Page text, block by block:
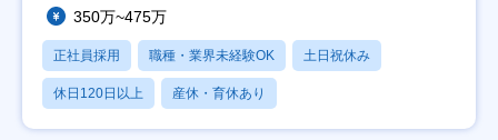
350万~475万
正社員採用 職種・業界未経験OK 土日祝休み
休日120日以上 産休・育休あり